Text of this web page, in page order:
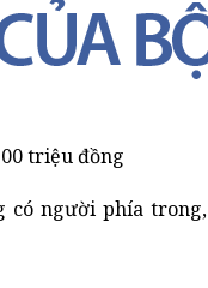
triệu đồng
có người phía